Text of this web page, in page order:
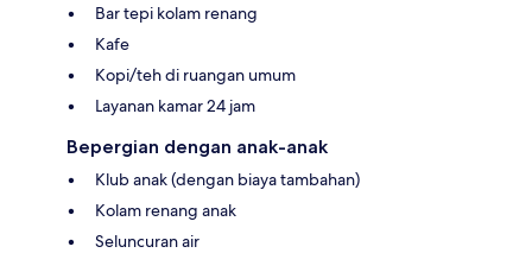
Bar tepi kolam renang
Kafe
Kopi/teh di ruangan umum
Layanan kamar 24 jam
Bepergian dengan anak-anak
Klub anak (dengan biaya tambahan)
Kolam renang anak
Seluncuran air